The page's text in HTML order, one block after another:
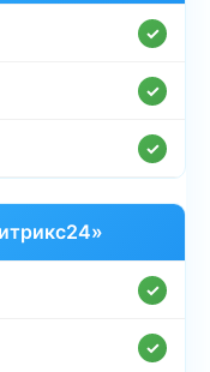
✓
✓
✓
✓
✓